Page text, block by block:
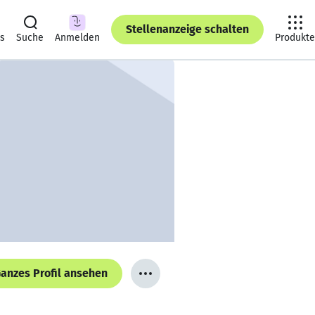
Suche Anmelden
Stellenanzeige schalten
Produkte
Profil ansehen